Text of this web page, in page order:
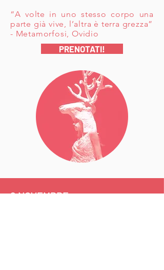
“A volte in uno stesso corpo una
parte già vive, l’altra è terra grezza”
- Metamorfosi, Ovidio
PRENOTATI!
8 NOVEMBRE